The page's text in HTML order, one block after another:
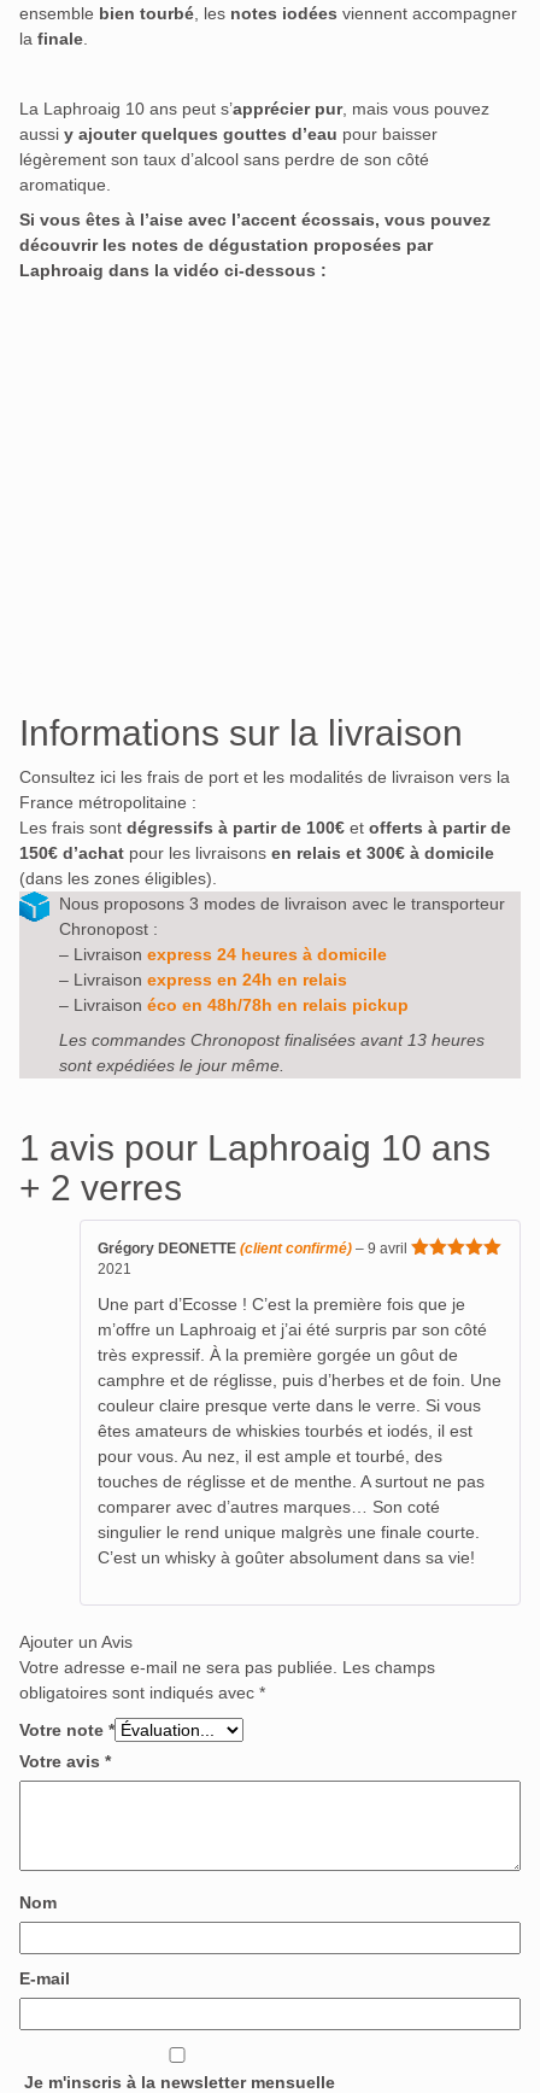
ensemble bien tourbé , les notes iodées viennent accompagner
la finale
La Laphroaig 10 ans peut s’apprécier pur, mais vous pouvez
aussi y ajouter quelques gouttes d’eau pour baisser
légèrement son taux d’alcool sans perdre de son côté
aromatique.
Si vous êtes à l’aise avec l’accent écossais, vous pouvez
découvrir les notes de dégustation proposées par
Laphroaig dans la vidéo ci-dessous :
Informations sur la livraison
Consultez ici les frais de port et les modalités de livraison vers la
France métropolitaine :
Les frais sont dégressifs à partir de 100€ et offerts à partir de
150€ d’achat pour les livraisons en relais et 300€ à domicile
(dans les zones éligibles).
Nous proposons 3 modes de livraison avec le transporteur
Chronopost :
– Livraison express 24 heures à domicile
– Livraison express en 24h en relais
– Livraison éco en 48h/78h en relais pickup
Les commandes Chronopost finalisées avant 13 heures
sont expédiées le jour même.
1 avis pour Laphroaig 10 ans
+ 2 verres
Grégory DEONETTE (client confirmé) – 9 avril
2021
Une part d’Ecosse ! C’est la première fois que je
m’offre un Laphroaig et j’ai été surpris par son côté
très expressif. À la première gorgée un gôut de
camphre et de réglisse, puis d’herbes et de foin. Une
couleur claire presque verte dans le verre. Si vous
êtes amateurs de whiskies tourbés et iodés, il est
pour vous. Au nez, il est ample et tourbé, des
touches de réglisse et de menthe. A surtout ne pas
comparer avec d’autres marques… Son coté
singulier le rend unique malgrès une finale courte.
C’est un whisky à goûter absolument dans sa vie!
Ajouter un Avis
Votre adresse e-mail ne sera pas publiée.
Les champs
obligatoires sont indiqués avec *
Votre note *
Votre avis *
Nom
E-mail
Je m'inscris à la newsletter mensuelle